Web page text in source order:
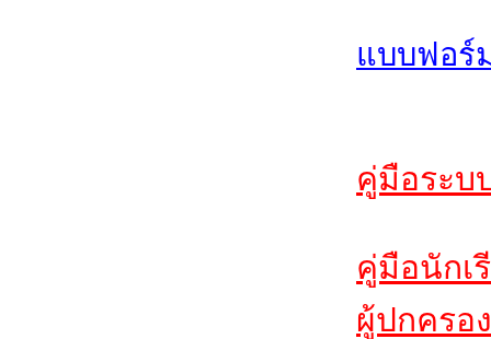
แบบฟอร์
คู่มือระบ
คู่มือนักเ
ผู้ปกครอ